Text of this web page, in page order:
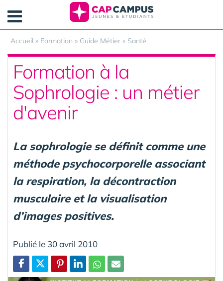
Accueil » Formation » Guide Métier » Santé
Formation à la
Sophrologie : un métier
d'avenir
La sophrologie se définit comme une
méthode psychocorporelle associant
la respiration, la décontraction
musculaire et la visualisation
d’images positives.
Publié le 30 avril 2010
Partager
Panneau de gestion des cookies